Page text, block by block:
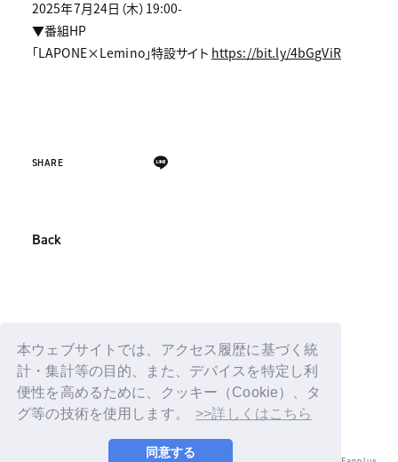
本ウェブサイトでは、アクセス履歴に基づく統
計・集計等の目的、また、デバイスを特定し利
便性を高めるために、クッキー（Cookie）、タ
グ等の技術を使用します。
>>詳しくはこちら
同意する
2025年7月24日（木）19:00-
▼番組HP
「LAPONE×Lemino」特設サイト https://bit.ly/4bGgViR
SHARE
Back